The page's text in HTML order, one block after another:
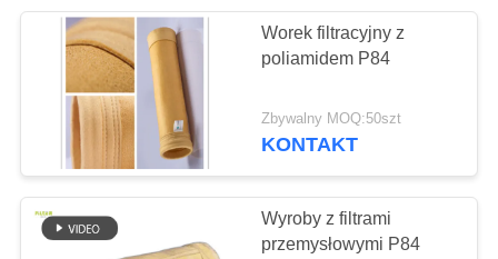
Worek filtrujący z
PTFE
45
Worek filtracyjny z
poliamidem P84
Zbywalny MOQ:50szt
KONTAKT
Wyroby z filtrami
przemysłowymi P84